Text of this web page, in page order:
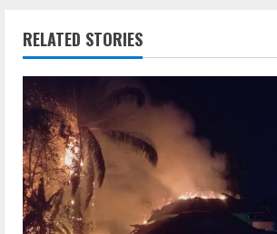
RELATED STORIES